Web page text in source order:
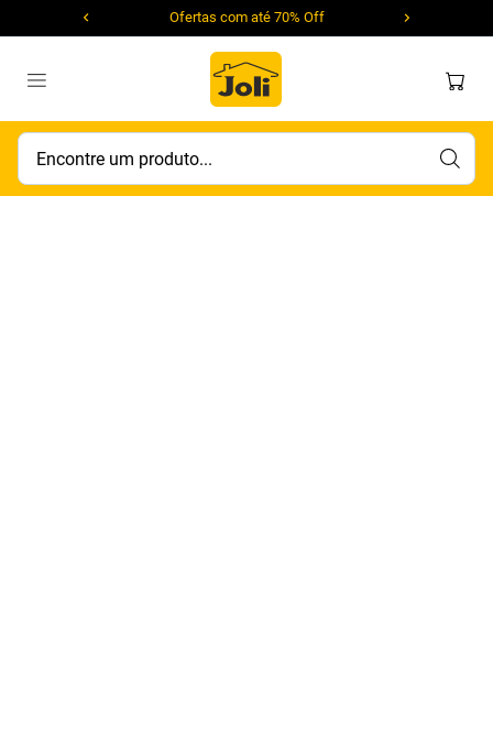
Ofertas com até 70% Off
Encontre um produto...